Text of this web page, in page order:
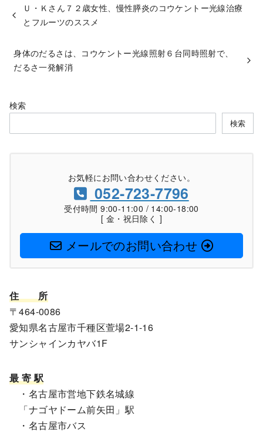
Ｕ・Ｋさん７２歳女性、慢性膵炎のコウケントー光線治療
とフルーツのススメ
身体のだるさは、コウケントー光線照射６台同時照射で、
だるさ一発解消
検索
検索
お気軽にお問い合わせください。
052-723-7796
受付時間 9:00-11:00 / 14:00-18:00
[ 金・祝日除く ]
メールでのお問い合わせ
住
所
〒464-0086
愛知県名古屋市千種区萱場2-1-16
サンシャインカヤバ1F
最 寄 駅
・名古屋市営地下鉄名城線
「ナゴヤドーム前矢田」駅
・名古屋市バス